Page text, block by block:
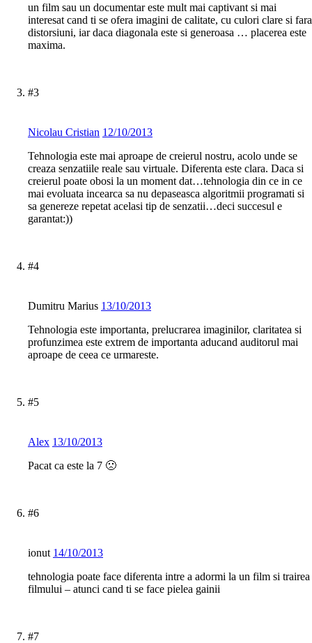
un film sau un documentar este mult mai captivant si mai
interesat cand ti se ofera imagini de calitate, cu culori clare si fara
distorsiuni, iar daca diagonala este si generoasa … placerea este
maxima.
#3
Nicolau Cristian 12/10/2013
Tehnologia este mai aproape de creierul nostru, acolo unde se
creaza senzatiile reale sau virtuale. Diferenta este clara. Daca si
creierul poate obosi la un moment dat…tehnologia din ce in ce
mai evoluata incearca sa nu depaseasca algoritmii programati si
sa genereze repetat acelasi tip de senzatii…deci succesul e
garantat:))
#4
Dumitru Marius 13/10/2013
Tehnologia este importanta, prelucrarea imaginilor, claritatea si
profunzimea este extrem de importanta aducand auditorul mai
aproape de ceea ce urmareste.
#5
Alex 13/10/2013
Pacat ca este la 7 🙁
#6
ionut 14/10/2013
tehnologia poate face diferenta intre a adormi la un film si trairea
filmului – atunci cand ti se face pielea gainii
#7